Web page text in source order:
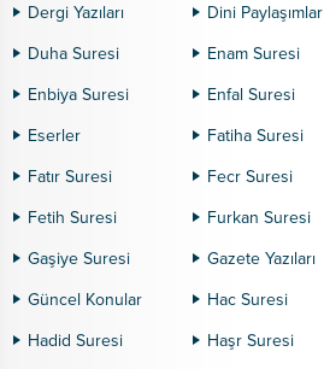
Dergi Yazıları
Dini Paylaşımlar
Duha Suresi
Enam Suresi
Enbiya Suresi
Enfal Suresi
Eserler
Fatiha Suresi
Fatır Suresi
Fecr Suresi
Fetih Suresi
Furkan Suresi
Gaşiye Suresi
Gazete Yazıları
Güncel Konular
Hac Suresi
Hadid Suresi
Haşr Suresi